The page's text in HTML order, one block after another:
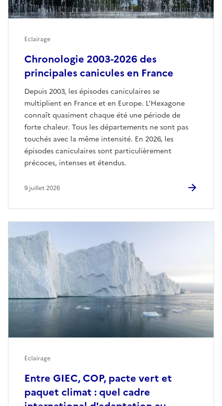
Chronologie 2003-2026 des
principales canicules en France
Depuis 2003, les épisodes caniculaires se
multiplient en France et en Europe. L'Hexagone
connaît quasiment chaque été une période de
forte chaleur. Tous les départements ne sont pas
touchés avec la même intensité. En 2026, les
épisodes caniculaires sont particulièrement
précoces, intenses et étendus.
Eclairage
9 juillet 2026
Entre GIEC, COP, pacte vert et
paquet climat : quel cadre
Eclairage